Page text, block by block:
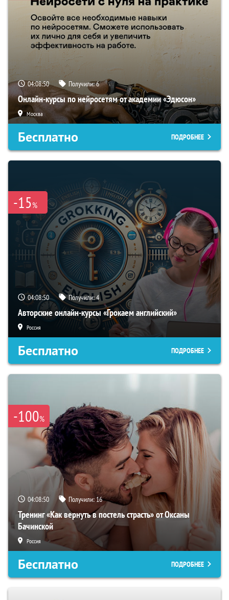
04:08:49 Получили:6
Онлайн-курсы по нейросетям от академии «Эдюсон»
Москва
Бесплатно ПОДРОБНЕЕ
-15%
04:08:49 Получили:4
Авторские онлайн-курсы «Грокаем английский»
Россия
Бесплатно ПОДРОБНЕЕ
-100%
04:08:49 Получили:16
Тренинг «Как вернуть в постель страсть» от Оксаны
Бачинской
Россия
Бесплатно ПОДРОБНЕЕ